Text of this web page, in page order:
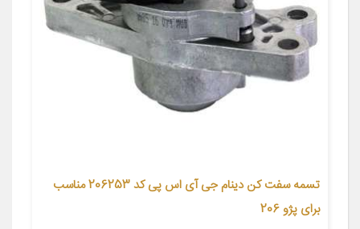
تسمه سفت کن دینام جی آی اس پی کد 206253 مناسب
برای پژو 206